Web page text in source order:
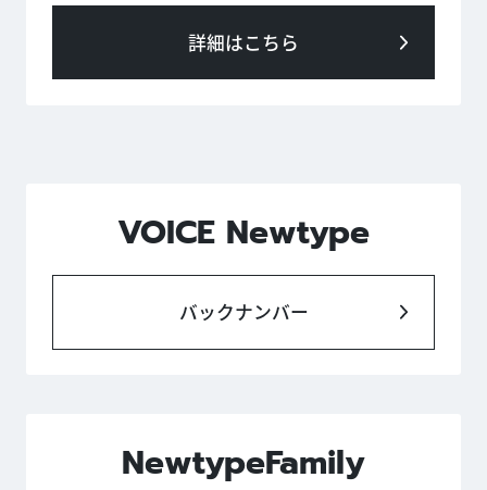
詳細はこちら
VOICE Newtype
バックナンバー
NewtypeFamily